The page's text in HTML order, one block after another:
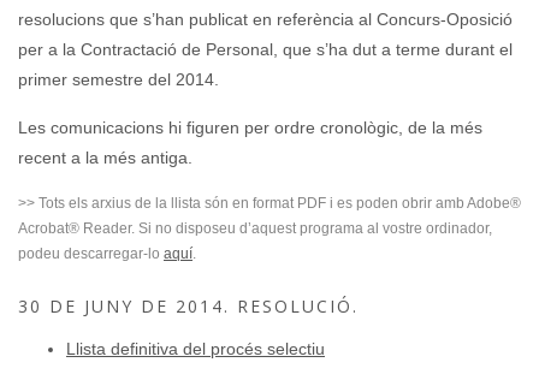
resolucions que s’han publicat en referència al Concurs-Oposició
per a la Contractació de Personal, que s’ha dut a terme durant el
primer semestre del 2014.
Les comunicacions hi figuren per ordre cronològic, de la més
recent a la més antiga.
>> Tots els arxius de la llista són en format PDF i es poden obrir amb Adobe®
Acrobat® Reader. Si no disposeu d’aquest programa al vostre ordinador,
podeu descarregar-lo aquí
30 DE JUNY DE 2014. RESOLUCIÓ.
Llista definitiva del procés selectiu